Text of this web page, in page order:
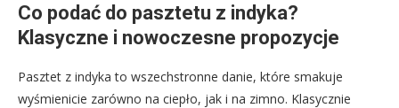
Co podać do pasztetu z indyka?
Klasyczne i nowoczesne propozycje
Pasztet z indyka to wszechstronne danie, które smakuje
wyśmienicie zarówno na ciepło, jak i na zimno. Klasycznie